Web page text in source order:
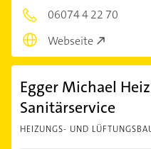
06074 4 22 70
Webseite
Egger Michael
Sanitärservice
HEIZUNGS- UND